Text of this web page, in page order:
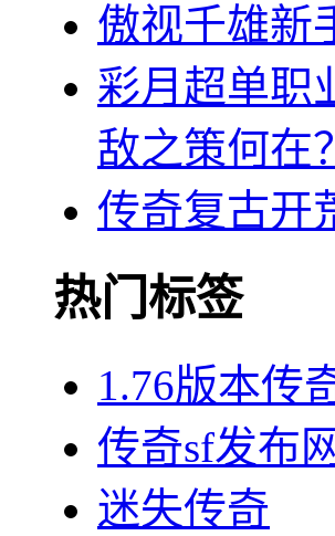
傲视千雄新
彩月超单职
敌之策何在？
传奇复古开
热门标签
1.76版本传
传奇sf发布
迷失传奇